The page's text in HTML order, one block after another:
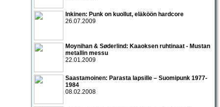
Inkinen: Punk on kuollut, eläköön hardcore
26.07.2009
Moynihan & Søderlind: Kaaoksen ruhtinaat - Mustan
metallin messu
22.01.2009
Saastamoinen: Parasta lapsille – Suomipunk 1977-
1984
08.02.2008